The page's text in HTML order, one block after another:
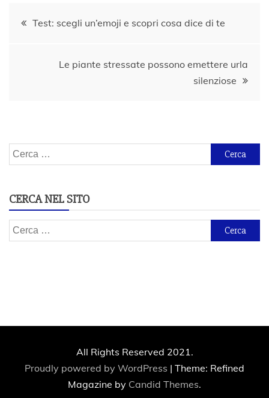
Navigazione
Test: scegli un’emoji e scopri cosa dice di te
Le piante stressate possono emettere urla
silenziose
Ricerca
per:
CERCA NEL SITO
Ricerca
per:
All Rights Reserved 2021.
Proudly powered by WordPress | Theme: Refined
Magazine by Candid Themes.